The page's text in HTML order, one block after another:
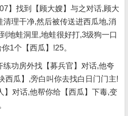
】找到【顾大嫂】与之对话,顾大
理干净,然后被传送进西瓜地,消
地蛙洞里,地蛙很好打,3级狗一口
1个【西瓜】!25。
练功房外找【募兵官】对话,他夸
西瓜】,旁白叫你去找白日门门主!
】对话,他帮你给【西瓜】下毒,变